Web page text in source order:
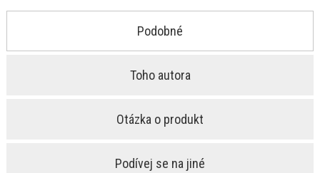
Podobné
Toho autora
Otázka o produkt
Podívej se na jiné